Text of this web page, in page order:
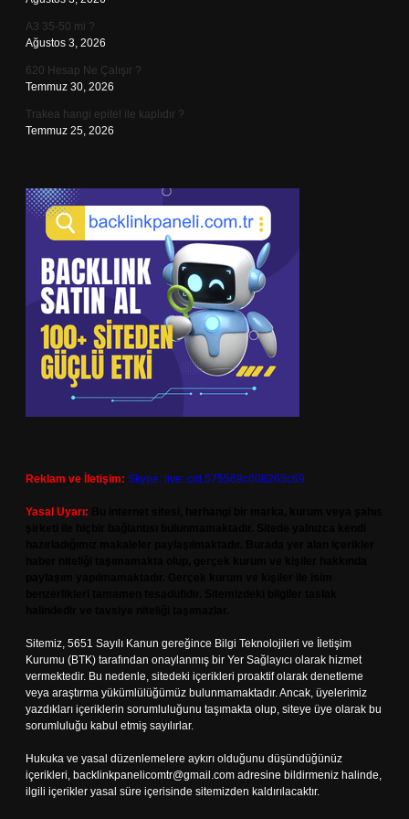
A3 35-50 mi ?
Ağustos 3, 2026
620 Hesap Ne Çalışır ?
Temmuz 30, 2026
Trakea hangi epitel ile kaplıdır ?
Temmuz 25, 2026
Reklam ve İletişim: Skype: live:.cid.575569c608265c69
Yasal Uyarı:
Sitemiz, 5651 Sayılı Kanun gereğince Bilgi Teknolojileri ve İletişim
Kurumu (BTK) tarafından onaylanmış bir Yer Sağlayıcı olarak hizmet
vermektedir. Bu nedenle, sitedeki içerikleri proaktif olarak denetleme
veya araştırma yükümlülüğümüz bulunmamaktadır. Ancak, üyelerimiz
yazdıkları içeriklerin sorumluluğunu taşımakta olup, siteye üye olarak bu
sorumluluğu kabul etmiş sayılırlar.
Hukuka ve yasal düzenlemelere aykırı olduğunu düşündüğünüz
içerikleri, backlinkpanelicomtr@gmail.com adresine bildirmeniz halinde,
ilgili içerikler yasal süre içerisinde sitemizden kaldırılacaktır.